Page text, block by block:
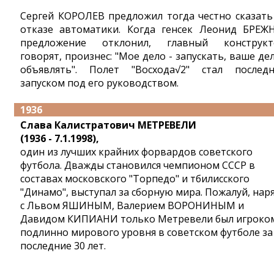
Сергей КОРОЛЕВ предложил тогда честно
отказе автоматики. Когда генсек Леонид
предложение отклонил, главный
говорят, произнес: "Мое дело - запускать, ваше
объявлять". Полет "Восхода√2" стал
запуском под его руководством.
1936
Слава Калистратович МЕТРЕВЕЛИ
(1936 - 7.1.1998),
один из лучших крайних форвардов советского
футбола. Дважды становился чемпионом СССР в
составах московского "Торпедо" и тбилисского
"Динамо", выступал за сборную мира. Пожалуй,
с Львом ЯШИНЫМ, Валерием ВОРОНИНЫМ и
Давидом КИПИАНИ только Метревели был
подлинно мирового уровня в советском футболе за
последние 30 лет.